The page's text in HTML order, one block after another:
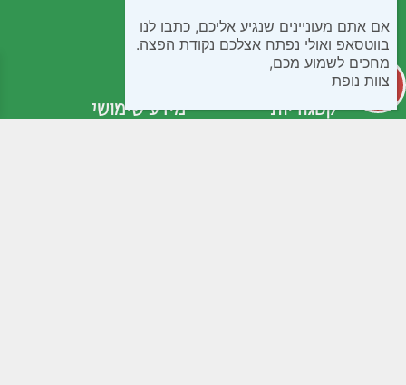
קטגוריות מידע שימושי
אם אתם מעוניינים שנגיע אליכם, כתבו לנו
בווטסאפ ואולי נפתח אצלכם נקודת הפצה.
מחכים לשמוע מכם,
צוות נופת